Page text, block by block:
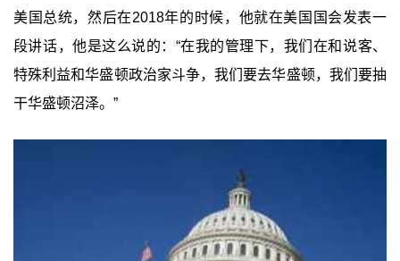
美国总统，然后在2018年的时候，他就在美国国会发表一
段讲话，他是这么说的：“在我的管理下，我们在和说客、
特殊利益和华盛顿政治家斗争，我们要去华盛顿，我们要抽
干华盛顿沼泽。”